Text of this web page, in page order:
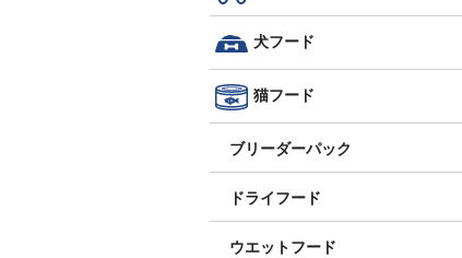
犬フード
猫フード
ブリーダーパック
ドライフード
ウエットフード